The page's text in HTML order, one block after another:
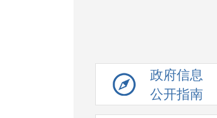
政府信息
公开指南